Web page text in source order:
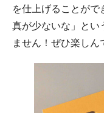
を仕上げることが
真が少ないな」とい
ません！ぜひ楽し